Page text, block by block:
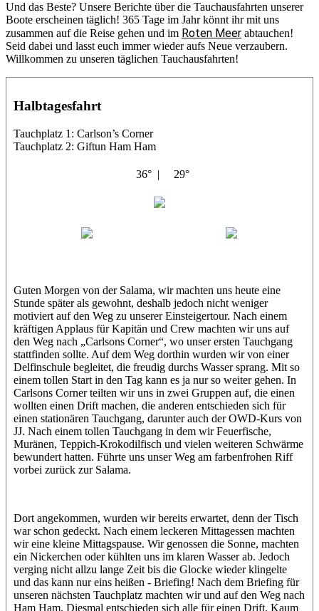
Und das Beste? Unsere Berichte über die Tauchausfahrten unserer
Boote erscheinen täglich! 365 Tage im Jahr könnt ihr mit uns
zusammen auf die Reise gehen und im Roten Meer abtauchen!
Seid dabei und lasst euch immer wieder aufs Neue verzaubern.
Willkommen zu unseren täglichen Tauchausfahrten!
Halbtagesfahrt
Tauchplatz 1: Carlson’s Corner
Tauchplatz 2: Giftun Ham Ham
36° | 29°
Guten Morgen von der Salama, wir machten uns heute eine
Stunde später als gewohnt, deshalb jedoch nicht weniger
motiviert auf den Weg zu unserer Einsteigertour. Nach einem
kräftigen Applaus für Kapitän und Crew machten wir uns auf
den Weg nach „Carlsons Corner“, wo unser ersten Tauchgang
stattfinden sollte. Auf dem Weg dorthin wurden wir von einer
Delfinschule begleitet, die freudig durchs Wasser sprang. Mit so
einem tollen Start in den Tag kann es ja nur so weiter gehen. In
Carlsons Corner teilten wir uns in zwei Gruppen auf, die einen
wollten einen Drift machen, die anderen entschieden sich für
einen stationären Tauchgang, darunter auch der OWD-Kurs von
JJ. Nach einem tollen Tauchgang in dem wir Feuerfische,
Muränen, Teppich-Krokodilfisch und vielen weiteren Schwärme
bewundert hatten. Führte uns unser Weg am farbenfrohen Riff
vorbei zurück zur Salama.
Dort angekommen, wurden wir bereits erwartet, denn der Tisch
war schon gedeckt. Nach einem leckeren Mittagessen machten
wir eine kleine Mittagspause. Wir genossen die Sonne, machten
ein Nickerchen oder kühlten uns im klaren Wasser ab. Jedoch
verging nicht allzu lange Zeit bis die Glocke wieder klingelte
und das kann nur eins heißen - Briefing! Nach dem Briefing für
unseren nächsten Tauchplatz machten wir und auf den Weg nach
Ham Ham. Diesmal entschieden sich alle für einen Drift. Kaum